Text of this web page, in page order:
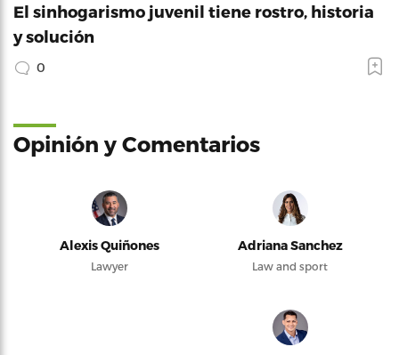
El sinhogarismo juvenil tiene rostro, historia
y solución
0
Opinión y Comentarios
Alexis Quiñones
Lawyer
Adriana Sanchez
Law and sport